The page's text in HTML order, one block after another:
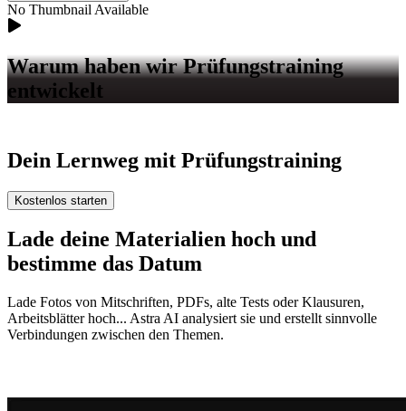
No Thumbnail Available
Warum haben wirPrüfungstraining
entwickelt
Dein Lernweg mit Prüfungstraining
Kostenlos starten
Lade deine Materialien hoch und
bestimme das Datum
Lade Fotos von Mitschriften, PDFs, alte Tests oder Klausuren,
Arbeitsblätter hoch... Astra AI analysiert sie und erstellt sinnvolle
Verbindungen zwischen den Themen.